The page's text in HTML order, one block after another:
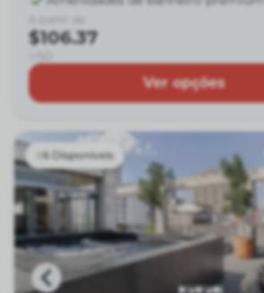
$106.37
Ver opções
6 Disponíveis